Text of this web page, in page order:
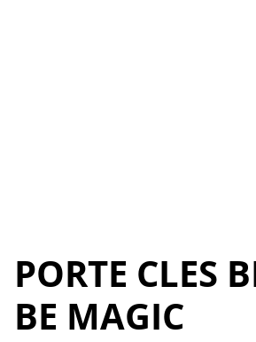
PORTE CLES
BE MAGIC